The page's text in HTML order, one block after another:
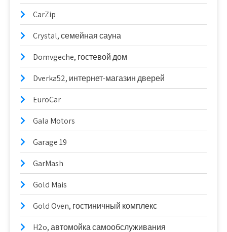
CarZip
Crystal, семейная сауна
Domvgeche, гостевой дом
Dverka52, интернет-магазин дверей
EuroCar
Gala Motors
Garage 19
GarMash
Gold Mais
Gold Oven, гостиничный комплекс
H2o, автомойка самообслуживания